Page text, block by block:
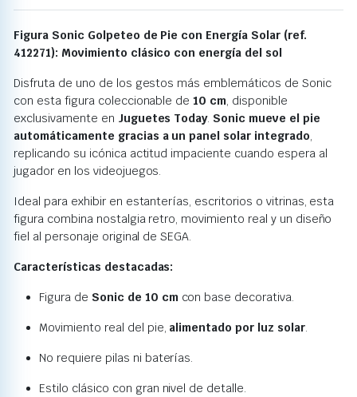
Figura Sonic Golpeteo de Pie con Energía Solar (ref.
412271): Movimiento clásico con energía del sol
Disfruta de uno de los gestos más emblemáticos de Sonic
con esta figura coleccionable de10 cm, disponible
exclusivamente en Juguetes Today. Sonic mueve el pie
automáticamente gracias a un panel solar integrado,
replicando su icónica actitud impaciente cuando espera al
jugador en los videojuegos.
Ideal para exhibir en estanterías, escritorios o vitrinas, esta
figura combina nostalgia retro, movimiento real y un diseño
fiel al personaje original de SEGA.
Características destacadas:
Figura de Sonic de 10 cm con base decorativa.
Movimiento real del pie, alimentado por luz solar.
No requiere pilas ni baterías.
Estilo clásico con gran nivel de detalle.